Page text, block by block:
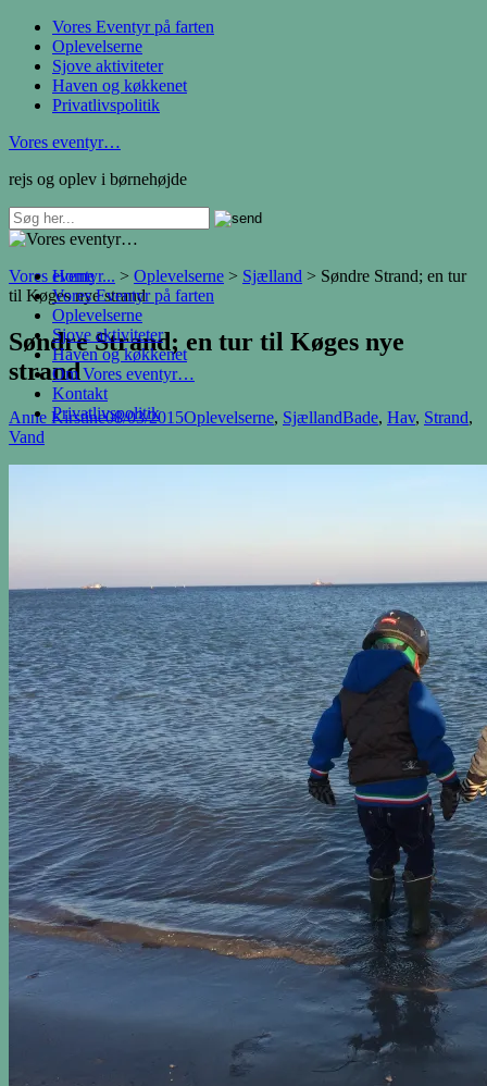
Vores Eventyr på farten
Oplevelserne
Sjove aktiviteter
Haven og køkkenet
Privatlivspolitik
Vores eventyr…
rejs og oplev i børnehøjde
Home
Vores Eventyr på farten
Oplevelserne
Sjove aktiviteter
Haven og køkkenet
Om Vores eventyr…
Kontakt
Privatlivspolitik
Vores eventyr... > Oplevelserne > Sjælland > Søndre Strand; en tur
til Køges nye strand
Søndre Strand; en tur til Køges nye
strand
Anne Kirstine08/03/2015Oplevelserne, SjællandBade, Hav, Strand,
Vand